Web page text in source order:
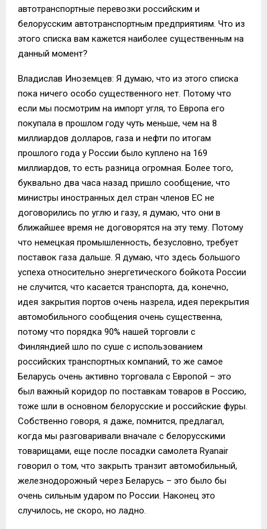
автотранспортные перевозки российским и
белорусским автотранспортным предприятиям. Что из
этого списка вам кажется наиболее существенным на
данный момент?
Владислав Иноземцев: Я думаю, что из этого списка
пока ничего особо существенного нет. Потому что
если мы посмотрим на импорт угля, то Европа его
покупала в прошлом году чуть меньше, чем на 8
миллиардов долларов, газа и нефти по итогам
прошлого года у России было куплено на 169
миллиардов, то есть разница огромная. Более того,
буквально два часа назад пришло сообщение, что
министры иностранных дел стран членов ЕС не
договорились по углю и газу, я думаю, что они в
ближайшее время не договорятся на эту тему. Потому
что немецкая промышленность, безусловно, требует
поставок газа дальше. Я думаю, что здесь большого
успеха относительно энергетического бойкота России
не случится, что касается транспорта, да, конечно,
идея закрытия портов очень назрела, идея перекрытия
автомобильного сообщения очень существенна,
потому что порядка 90% нашей торговли с
Финляндией шло по суше с использованием
российских транспортных компаний, то же самое
Беларусь очень активно торговала с Европой – это
был важный коридор по поставкам товаров в Россию,
тоже шли в основном белорусские и российские фуры.
Собственно говоря, я даже, помнится, предлагал,
когда мы разговаривали вначале с белорусскими
товарищами, еще после посадки самолета Ryanair
говорил о том, что закрыть транзит автомобильный,
железнодорожный через Беларусь – это было бы
очень сильным ударом по России. Наконец это
случилось, не скоро, но ладно.